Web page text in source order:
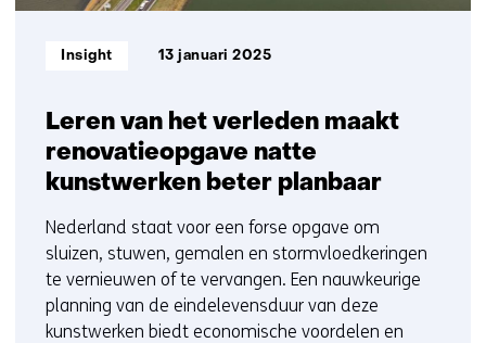
Leren van het verleden maakt
renovatieopgave natte
kunstwerken beter planbaar
Informatietype:
Insight 13 januari 2025
Nederland staat voor een forse opgave om
sluizen, stuwen, gemalen en stormvloedkeringen
te vernieuwen of te vervangen. Een nauwkeurige
planning van de eindelevensduur van deze
kunstwerken biedt economische voordelen en